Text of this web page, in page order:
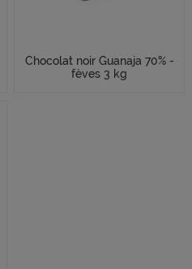
Chocolat noir Guanaja 70% -
fèves 3 kg